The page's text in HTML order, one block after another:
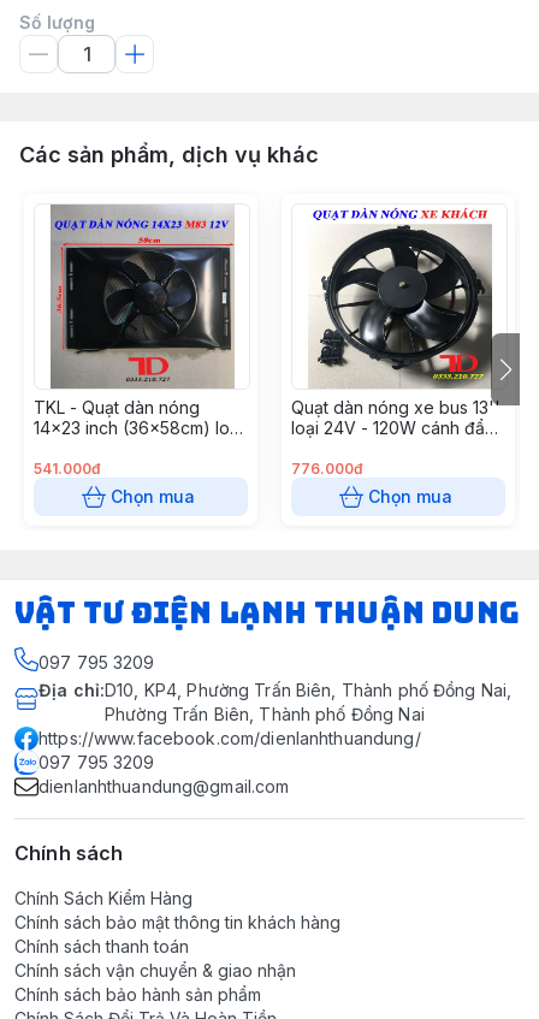
Số lượng
Các sản phẩm, dịch vụ khác
TKL - Quạt dàn nóng
14x23 inch (36x58cm) loại
M83 (5 cái/ thùng)
541.000đ
Chọn mua
Quạt dàn nóng xe bus 13''
loại 24V - 120W cánh đẩy
776.000đ
Chọn mua
VẬT TƯ ĐIỆN LẠNH THUẬN DUNG
097 795 3209
Địa chỉ:D10, KP4, Phường Trấn Biên, Thành phố Đồng Nai,
Phường Trấn Biên, Thành phố Đồng Nai
https://www.facebook.com/dienlanhthuandung/
097 795 3209
dienlanhthuandung@gmail.com
Chính sách
Chính Sách Kiểm Hàng
Chính sách bảo mật thông tin khách hàng
Chính sách thanh toán
Chính sách vận chuyển & giao nhận
Chính sách bảo hành sản phẩm